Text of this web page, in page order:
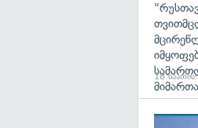
18 საათის